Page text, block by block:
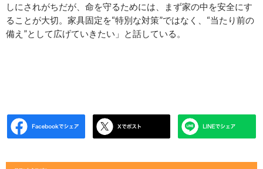
しにされがちだが、命を守るためには、まず家の中を安全にす
ることが大切。家具固定を“特別な対策”ではなく、“当たり前の
備え”として広げていきたい」と話している。